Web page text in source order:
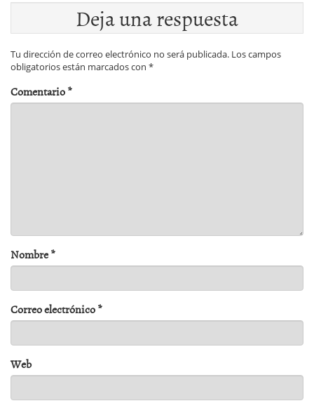
Deja una respuesta
Tu dirección de correo electrónico no será publicada. Los campos
obligatorios están marcados con *
Comentario*
Nombre*
Correo electrónico*
Web